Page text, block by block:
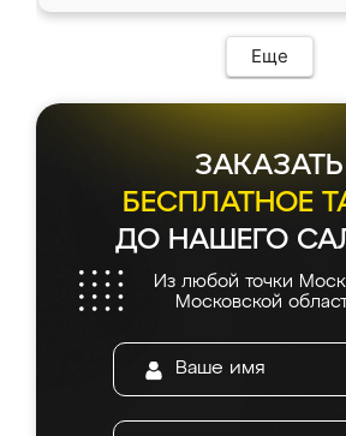
мебель сразу встала на свое
каких-либо доработок.
довольна, все выглядит так,
Еще
ЗАКАЗАТЬ
БЕСПЛАТНОЕ
ДО НАШЕГО
Из любой точки
Московской